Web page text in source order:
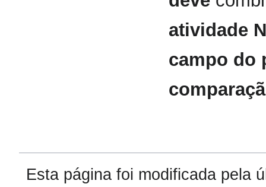
atividade
campo do
Esta página foi modificada pela